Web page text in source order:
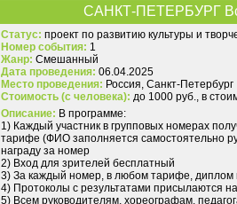
САНКТ-ПЕТЕРБУРГ
Статус: проект по развитию культуры и
Номер события: 1
Жанр: Смешанный
Дата проведения: 06.04.2025
Место проведения: Россия, Санкт-Петербург
Стоимость (с человека): до 1000 руб., в
Описание: В программе:
1) Каждый участник в групповых номерах
тарифе (ФИО заполняется самостоятельно
награду за номер
2) Вход для зрителей бесплатный
3) За каждый номер, в любом тарифе, диплом
4) Протоколы с результатами присылаются
5) Всем руководителям, хореографам,